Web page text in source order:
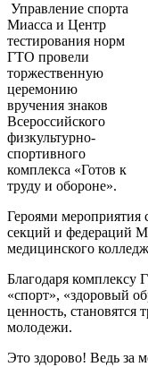
Управление спорта
Миасса и Центр
тестирования норм
ГТО провели
торжественную
церемонию
вручения знаков
Всероссийского
физкультурно-
спортивного
комплекса «Готов к
труду и обороне».
Героями мероприятия
секций и федераций
медицинского
Благодаря комплексу
«спорт», «здоровый
ценность, становятся
молодежи.
Это здорово! Ведь за